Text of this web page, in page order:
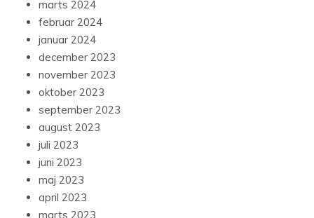
marts 2024
februar 2024
januar 2024
december 2023
november 2023
oktober 2023
september 2023
august 2023
juli 2023
juni 2023
maj 2023
april 2023
marts 2023